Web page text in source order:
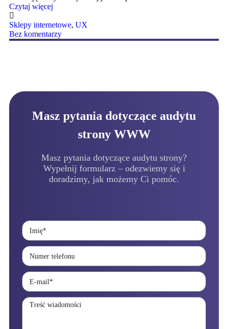
Czytaj więcej
Sklepy internetowe, UX
Bez komentarzy
Masz pytania dotyczące audytu
strony WWW
Masz pytania dotyczące audytu strony?
Wypełnij formularz – odezwiemy się i
doradzimy, jak możemy Ci pomóc.